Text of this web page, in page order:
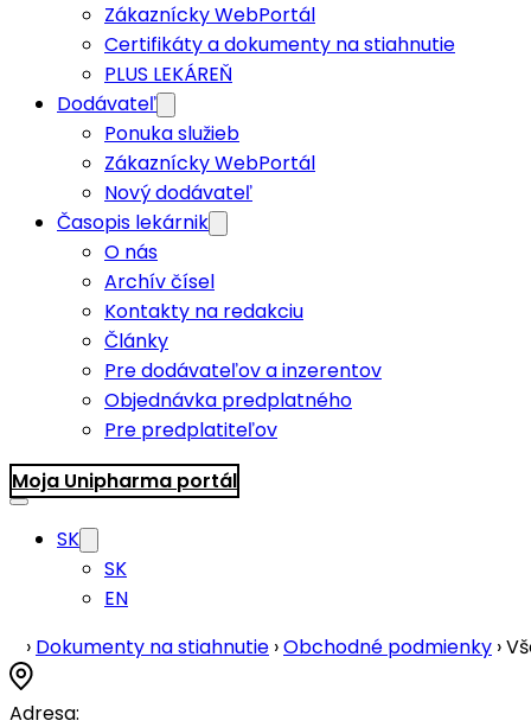
Zákaznícky WebPortál
Certifikáty a dokumenty na stiahnutie
PLUS LEKÁREŇ
Dodávateľ
Ponuka služieb
Zákaznícky WebPortál
Nový dodávateľ
Časopis lekárnik
O nás
Archív čísel
Kontakty na redakciu
Články
Pre dodávateľov a inzerentov
Objednávka predplatného
Pre predplatiteľov
Moja Unipharma portál
SK
SK
EN
› Dokumenty na stiahnutie ›Obchodné podmienky ›
Adresa: